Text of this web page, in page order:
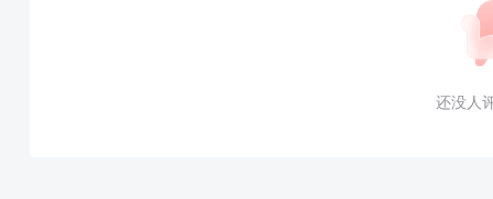
还没人